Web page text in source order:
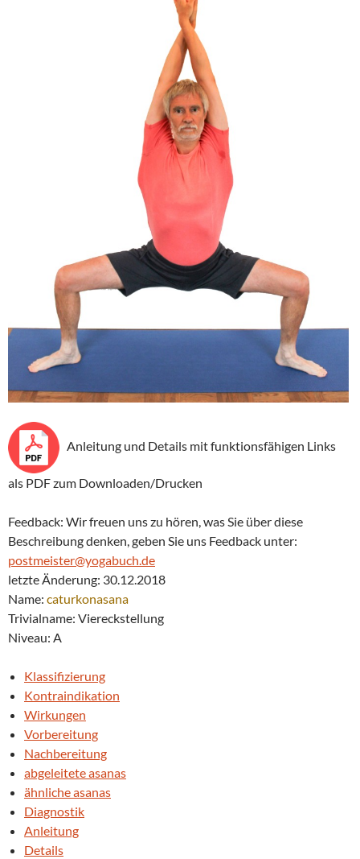
Anleitung und Details mit funktionsfähigen Links
als PDF zum Downloaden/Drucken
Feedback: Wir freuen uns zu hören, was Sie über diese
Beschreibung denken, geben Sie uns Feedback unter:
postmeister@yogabuch.de
letzte Änderung: 30.12.2018
Name: caturkonasana
Trivialname: Viereckstellung
Niveau: A
Klassifizierung
Kontraindikation
Wirkungen
Vorbereitung
Nachbereitung
abgeleitete asanas
ähnliche asanas
Diagnostik
Anleitung
Details